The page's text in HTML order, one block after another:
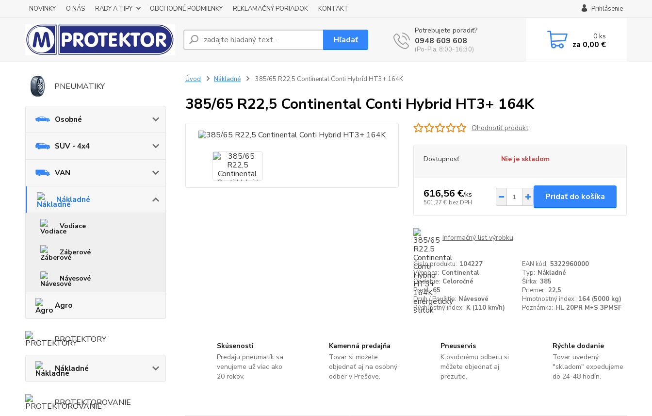
NOVINKY O NÁS RADY A TIPY OBCHODNÉ PODMIENKY REKLAMAČNÝ PORIADOK KONTAKT Prihlásenie
Hľadať
Potrebujete poradiť?
0948 609 608
(Po-Pia, 8:00-16:30)
0ks
za 0,00 €
PNEUMATIKY
Osobné
SUV - 4x4
VAN
Nákladné
Vodiace
Záberové
Návesové
Agro
PROTEKTORY
Nákladné
PROTEKTOROVANIE
Úvod Nákladné 385/65 R22,5 Continental Conti Hybrid HT3+ 164K
385/65 R22,5 Continental Conti Hybrid HT3+ 164K
Ohodnotiť produkt
Dostupnosť Nie je skladom
616,56 €/ks
501,27 € bez DPH
Pridať do košíka
Informačný list výrobku
Číslo produktu: 104227 EAN kód: 5322960000
Výrobca: Continental Typ: Nákladné
Obdobie: Celoročné Šírka: 385
Profil: 65 Priemer: 22,5
Druh / Použitie: Návesové Hmotnostný index: 164 (5000 kg)
Rýchlostný index: K (110 km/h) Poznámka: HL 20PR M+S 3PMSF
Skúsenosti
Predaju pneumatík sa
venujeme už viac ako
20 rokov.
Kamenná predajňa
Tovar si možete
objednať aj na osobný
odber v Prešove.
Pneuservis
K osobnému odberu si
môžete objednať aj
prezutie.
Rýchle dodanie
Tovar uvedený
"skladom" expedujeme
do 24-48 hodín.